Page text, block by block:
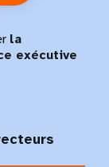
la
exécutive